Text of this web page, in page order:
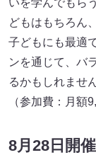
いを学んでもら
どもはもちろん
子どもにも最適
ンを通じて、バ
るかもしれません
（参加費：月
8月28日開